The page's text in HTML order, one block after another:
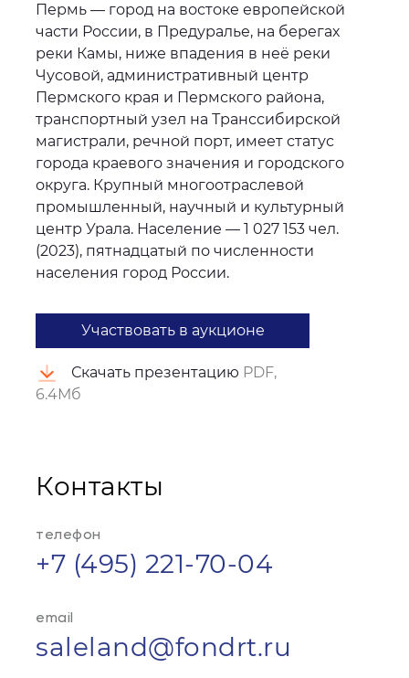
Пермь — город на востоке европейской
части России, в Предуралье, на берегах
реки Камы, ниже впадения в неё реки
Чусовой, административный центр
Пермского края и Пермского района,
транспортный узел на Транссибирской
магистрали, речной порт, имеет статус
города краевого значения и городского
округа. Крупный многоотраслевой
промышленный, научный и культурный
центр Урала. Население — 1 027 153 чел.
(2023), пятнадцатый по численности
населения город России.
Участвовать в аукционе
Скачать презентацию PDF,
6.4Мб
Контакты
телефон
+7 (495) 221-70-04
email
saleland@fondrt.ru